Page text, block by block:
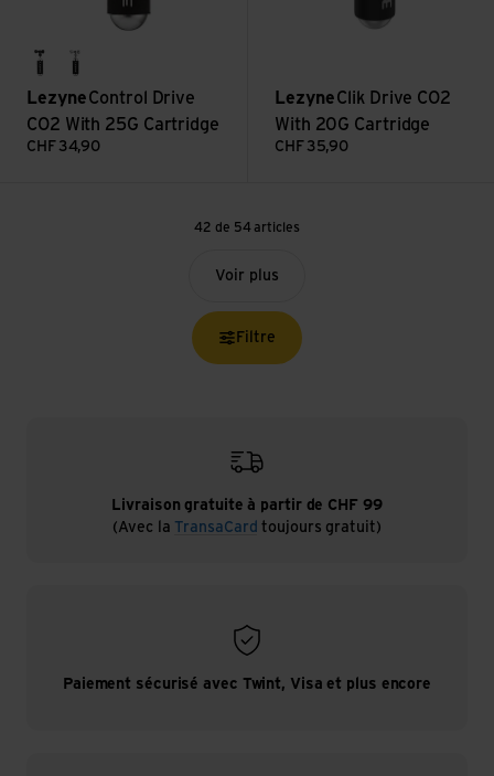
gloss black
silver gloss
LezyneControl Drive
CO2 With 25G Cartridge
CHF 34,90
LezyneClik Drive CO2
With 20G Cartridge
CHF 35,90
42 de 54 articles
Voir plus
Filtre
Livraison gratuite à partir de CHF 99
(Avec la TransaCard toujours gratuit)
Paiement sécurisé avec Twint, Visa et plus encore